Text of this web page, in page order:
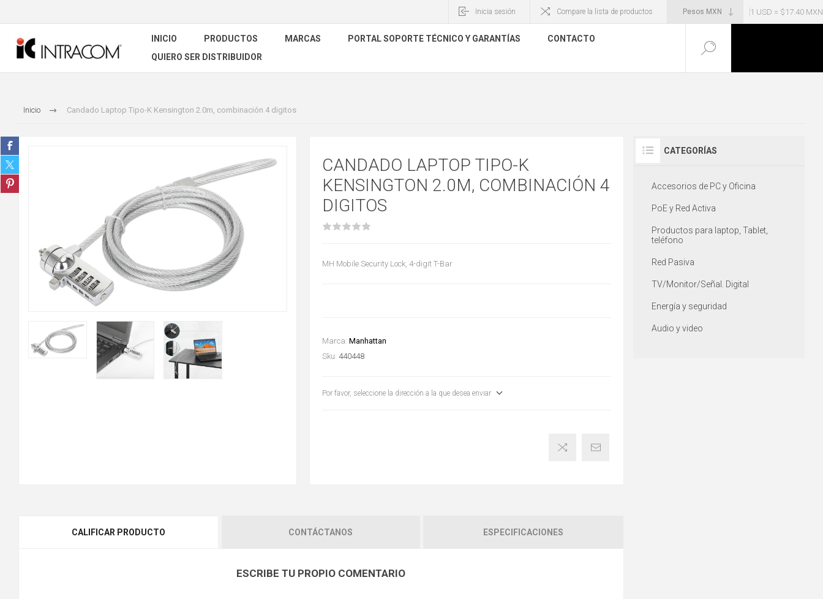
1 USD = $17.40 MXN
Inicia sesión Compare la lista de productos
INICIO PRODUCTOS MARCAS PORTAL SOPORTE TÉCNICO Y GARANTÍAS
CONTACTO
QUIERO SER DISTRIBUIDOR
Inicio Candado Laptop Tipo-K Kensington 2.0m, combinación 4 digitos
CANDADO LAPTOP TIPO-K
KENSINGTON 2.0M, COMBINACIÓN 4
DIGITOS
MH Mobile Security Lock, 4-digit T-Bar
Marca: Manhattan
Sku: 440448
Por favor, seleccione la dirección a la que desea enviar
CALIFICAR PRODUCTO CONTÁCTANOS ESPECIFICACIONES
ESCRIBE TU PROPIO COMENTARIO
CATEGORÍAS
Accesorios de PC y Oficina
PoE y Red Activa
Productos para laptop, Tablet,
teléfono
Red Pasiva
TV/Monitor/Señal. Digital
Energía y seguridad
Audio y video